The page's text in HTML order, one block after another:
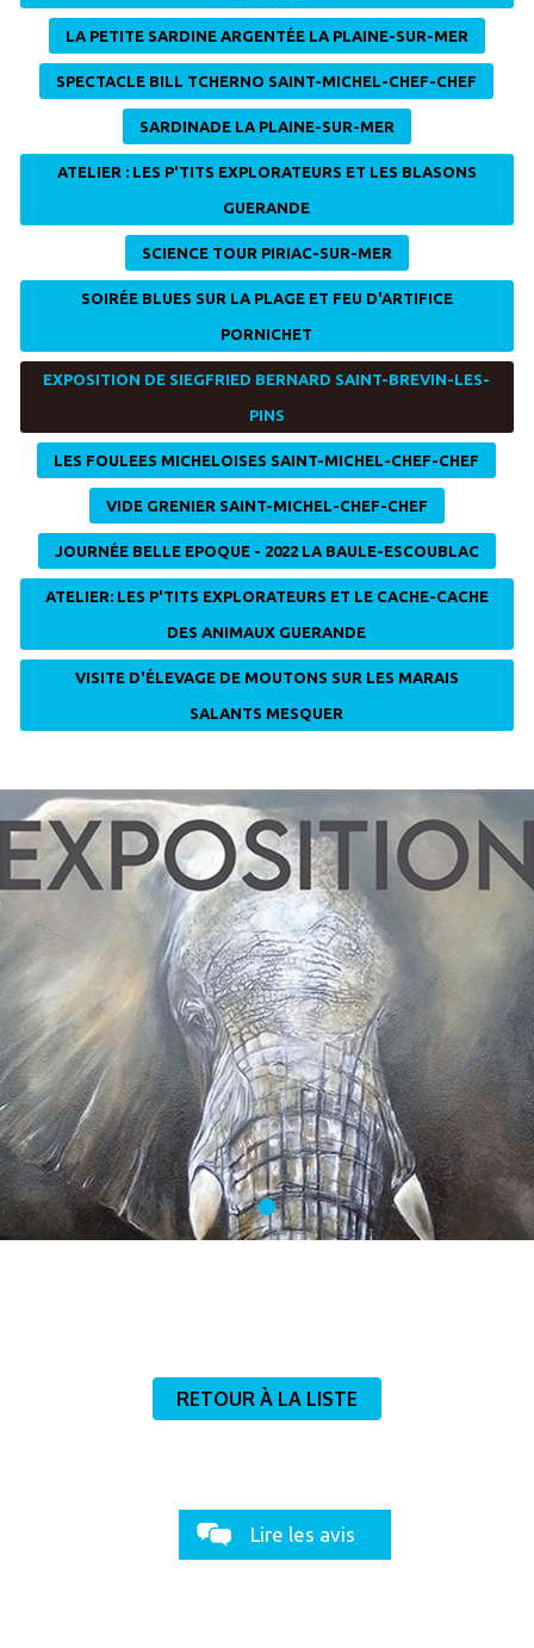
LA PETITE SARDINE ARGENTÉE LA PLAINE-SUR-MER
SPECTACLE BILL TCHERNO SAINT-MICHEL-CHEF-CHEF
SARDINADE LA PLAINE-SUR-MER
ATELIER : LES P'TITS EXPLORATEURS ET LES BLASONS
GUERANDE
SCIENCE TOUR PIRIAC-SUR-MER
SOIRÉE BLUES SUR LA PLAGE ET FEU D'ARTIFICE
PORNICHET
EXPOSITION DE SIEGFRIED BERNARD SAINT-BREVIN-LES-
PINS
LES FOULEES MICHELOISES SAINT-MICHEL-CHEF-CHEF
VIDE GRENIER SAINT-MICHEL-CHEF-CHEF
JOURNÉE BELLE EPOQUE - 2022 LA BAULE-ESCOUBLAC
ATELIER: LES P'TITS EXPLORATEURS ET LE CACHE-CACHE
DES ANIMAUX GUERANDE
VISITE D'ÉLEVAGE DE MOUTONS SUR LES MARAIS
SALANTS MESQUER
RETOUR À LA LISTE
Lire les avis